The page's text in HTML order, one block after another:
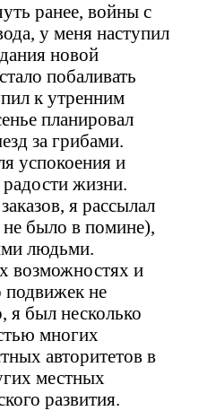
ранее, войны с
у меня наступил
новой
побаливать
к утренним
планировал
за грибами.
успокоения и
радости жизни.
я рассылал
не было в помине),
людьми.
возможностях и
подвижек не
я был несколько
многих
авторитетов в
местных
развития.